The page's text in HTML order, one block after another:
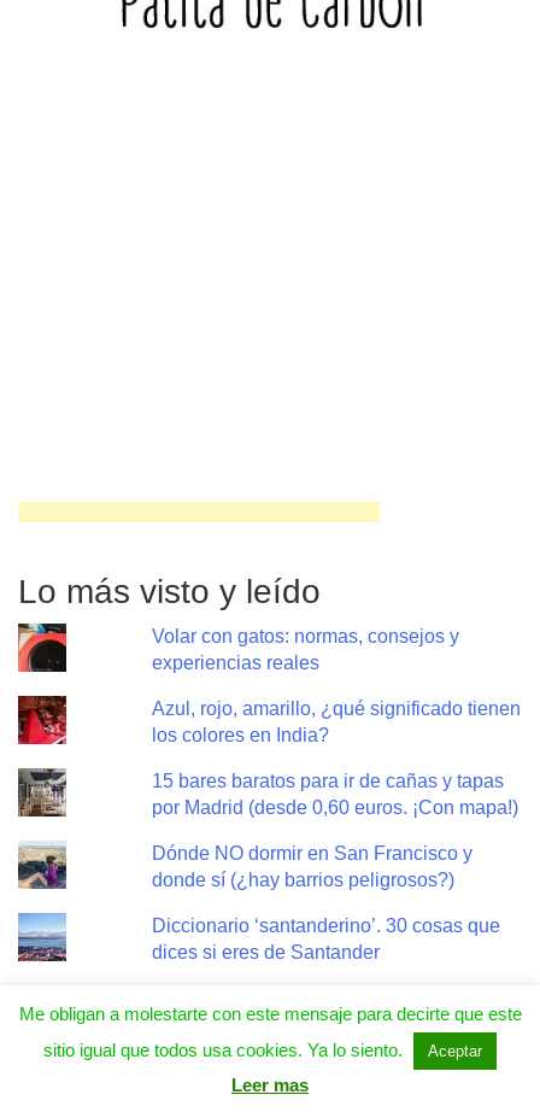
Lo más visto y leído
Volar con gatos: normas, consejos y
experiencias reales
Azul, rojo, amarillo, ¿qué significado tienen
los colores en India?
15 bares baratos para ir de cañas y tapas
por Madrid (desde 0,60 euros. ¡Con mapa!)
Dónde NO dormir en San Francisco y
donde sí (¿hay barrios peligrosos?)
Diccionario ‘santanderino’. 30 cosas que
dices si eres de Santander
chulos para tomar vodka
Liverpool en 2 días, guía rápida y barata de
la ciudad de los Beatles
Me obligan a molestarte con este mensaje para decirte que este
sitio igual que todos usa cookies. Ya lo siento.
Aceptar
Leer mas